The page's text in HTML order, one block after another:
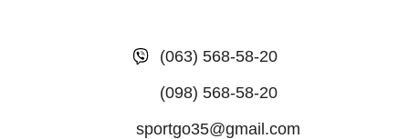
(063) 568-58-20
(098) 568-58-20
sportgo35@gmail.com